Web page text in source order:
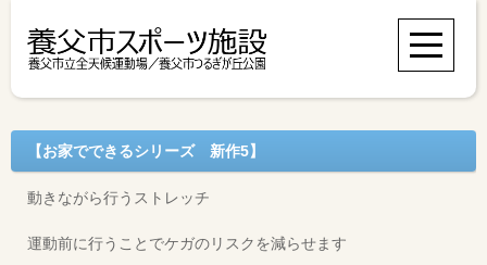
【お家でできるシリーズ 新作5】
動きながら行うストレッチ
運動前に行うことでケガのリスクを減らせます